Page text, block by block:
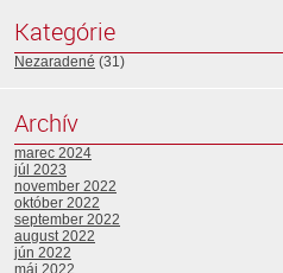
Kategórie
Nezaradené (31)
Archív
marec 2024
júl 2023
november 2022
október 2022
september 2022
august 2022
jún 2022
máj 2022